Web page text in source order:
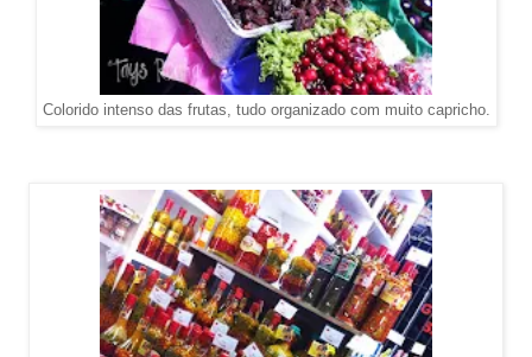
Colorido intenso das frutas, tudo organizado com muito capricho.